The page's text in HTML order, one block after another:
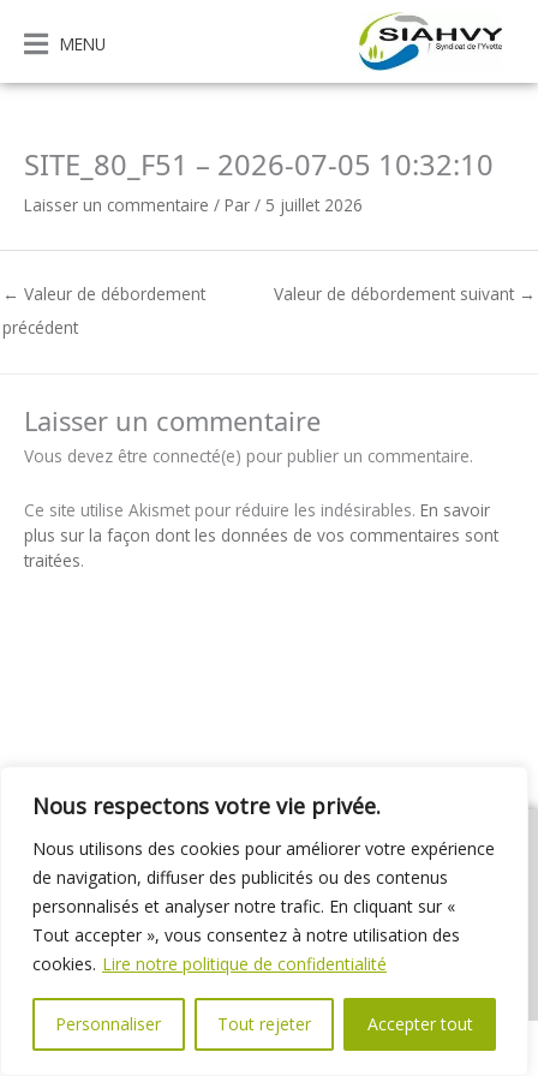
Nous respectons votre vie privée.
Nous utilisons des cookies pour améliorer votre expérience
de navigation, diffuser des publicités ou des contenus
personnalisés et analyser notre trafic. En cliquant sur «
Tout accepter », vous consentez à notre utilisation des
cookies. Lire notre politique de confidentialité
Personnaliser Tout rejeter Accepter tout
contenu
MENU
SITE_80_F51 – 2026-07-05 10:32:10
Laisser un commentaire / Par / 5 juillet 2026
← Valeur de débordement
précédent
Valeur de débordement suivant →
Laisser un commentaire
Vous devez être connecté(e) pour publier un commentaire.
Ce site utilise Akismet pour réduire les indésirables. En savoir
plus sur la façon dont les données de vos commentaires sont
traitées.
01 69 31 72 10 01 69 31 37 31
Nous contacter
Espace élus
Marchés publics Délibérations